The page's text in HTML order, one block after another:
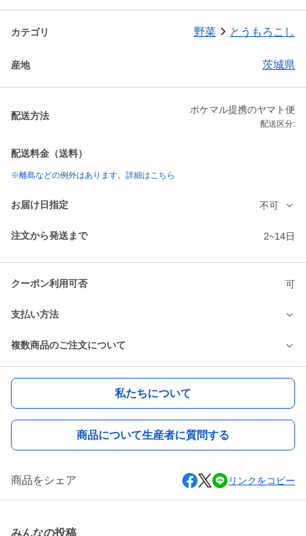
カテゴリ 野菜 とうもろこし
産地 茨城県
配送方法
ポケマル提携のヤマト便
配送区分:
配送料金（送料）
※離島などの例外はあります。詳細はこちら
お届け日指定 不可
注文から発送まで 2~14日
クーポン利用可否 可
支払い方法
複数商品のご注文について
私たちについて
商品について生産者に質問する
商品をシェア リンクをコピー
みんなの投稿